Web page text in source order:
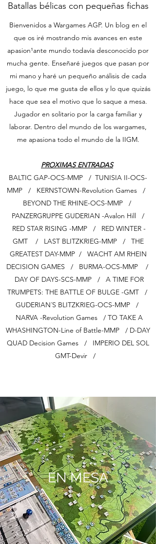
Batallas bélicas con pequeñas fichas
Bienvenidos a Wargames AGP. Un blog en el
que os iré mostrando mis avances en este
apasion¹ante mundo todavía desconocido por
mucha gente. Enseñaré juegos que pasan por
mi mano y haré un pequeño análisis de cada
juego, lo que me gusta de ellos y lo que quizás
hace que sea el motivo que lo saque a mesa.
Jugador en solitario por la carga familiar y
laborar. Dentro del mundo de los wargames,
me apasiona todo el mundo de la IIGM.
PROXIMAS ENTRADAS
BALTIC GAP-OCS-MMP / TUNISIA II-OCS-
MMP / KERNSTOWN-Revolution Games /
BEYOND THE RHINE-OCS-MMP /
PANZERGRUPPE GUDERIAN -Avalon Hill /
RED STAR RISING -MMP / RED WINTER -
GMT / LAST BLITZKRIEG-MMP / THE
GREATEST DAY-MMP / WACHT AM RHEIN
DECISION GAMES / BURMA-OCS-MMP /
DAY OF DAYS-SCS-MMP / A TIME FOR
TRUMPETS: THE BATTLE OF BULGE -GMT /
GUDERIAN´S BLITZKRIEG-OCS-MMP /
NARVA -Revolution Games / TO TAKE A
WHASHINGTON-Line of Battle-MMP / D-DAY
QUAD Decision Games / IMPERIO DEL SOL
GMT-Devir /
EN MESA